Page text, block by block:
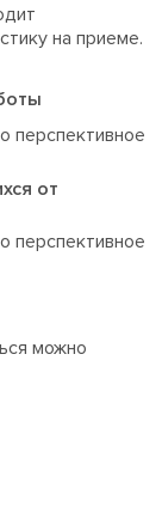
на приеме.
перспективное
от
перспективное
можно